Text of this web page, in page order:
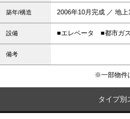
築年/構造 2006年10月完成 ／ 地上
設備 ■エレベータ ■都市ガ
備考
※一部物件
タイプ別